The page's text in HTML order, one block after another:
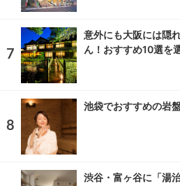
意外にも大阪には隠
ん！おすすめ10選を
池袋でおすすめの岩
渋谷・富ヶ谷に「湯